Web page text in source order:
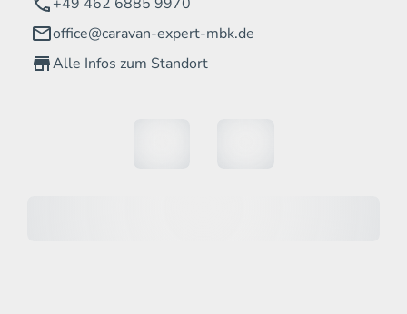
office@caravan-expert-mbk.de
Alle Infos zum Standort